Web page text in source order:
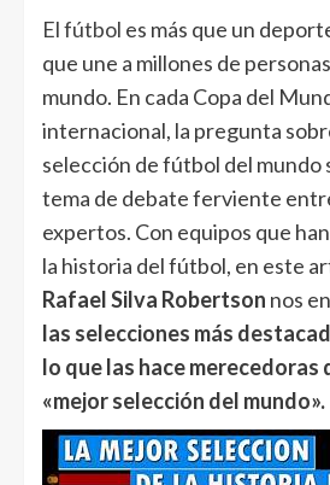
El fútbol es más que un
que une a millones de
mundo. En cada Copa del
internacional, la pregunta
selección de fútbol del mundo
tema de debate ferviente
expertos. Con equipos que
la historia del fútbol, en este
Rafael Silva Robertson nos
las selecciones más
lo que las hace
«mejor selección del mundo».